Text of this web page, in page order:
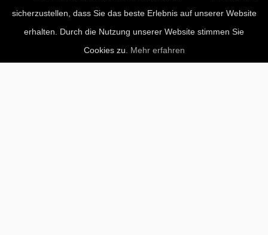
sicherzustellen, dass Sie das beste Erlebnis auf unserer Website
erhalten. Durch die Nutzung unserer Website stimmen Sie
Cookies zu. Mehr erfahren